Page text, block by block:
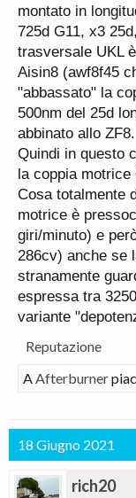
montato in
725d G11, x3
trasversale UKL
Aisin8 (awf8f45
"abbassato" la
500nm del 25d
abbinato allo ZF8.
Quindi in questo
la coppia motrice
Cosa totalmente
motrice è
giri/minuto) e
286cv) anche se
stranamente
espressa tra
variante
Reputazione
AAfterburner
18 Giugno 2021
rich20